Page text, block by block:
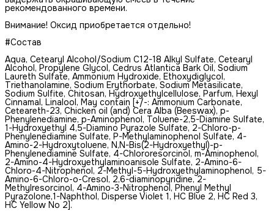
рекомендованного времени.
Внимание! Оксид приобретается отдельно!
#Состав
Aqua, Cetearyl Alcohol/Sodium C12-18 Alkyl Sulfate, Cetearyl
Alcohol, Propylene Glycol, Cedrus Atlantica Bark Oil, Sodium
Laureth Sulfate, Ammonium Hydroxide, Ethoxydiglycol,
Triethanolamine, Sodium Erythorbate, Sodium Metasilicate,
Sodium Sulfite, Chitosan, Hydroxyethylсellulose, Parfum, Hexyl
Cinnamal, Linalool, May contain [+/-: Ammonium Carbonate,
Ceteareth-23, Сhicken oil (and) Cera Alba (Beeswax), p-
Phenylenediamine, p-Аminophenol, Toluene-2,5-Diamine Sulfate,
1-Hydroxyethyl 4,5-Diamino Pyrazole Sulfate, 2-Chloro-p-
Phenylenediamine Sulfate, P-Methylaminophenol Sulfate, 4-
Amino-2-Hydroxytoluene, N,N-Bis(2-Hydroxyethyl)-p-
Phenylenediamine Sulfate, 4-Chlororesorcinol, m-Aminophenol,
2-Amino-4-Hydroxyethylaminoanisole Sulfate, 2-Amino-6-
Chloro-4-Nitrophenol, 2-Methyl-5-Hydroxyethylaminophenol, 5-
Amino-6-Chloro-o-Cresol, 2,6-diaminopyridine, 2-
Methylresorcinol, 4-Amino-3-Nitrophenol, Phenyl Methyl
Pyrazolone,1-Naphthol, Disperse Violet 1, HC Blue 2, HC Red 3,
HC Yellow No 2].